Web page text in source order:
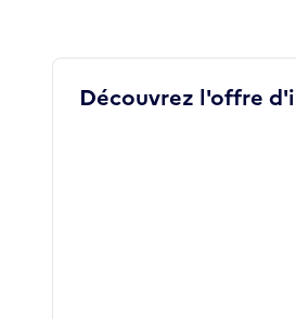
Découvrez l'offre